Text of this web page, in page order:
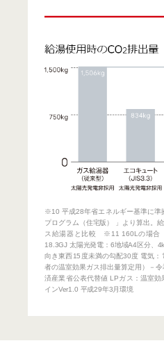
※10 平成28年省エネルギー基準に準
プログラム（住宅版） 」より算出。
ス給湯器と比較 ※11 160Lの場
18.3GJ 太陽光発電：6地域A4区分、
向き東西15度未満の勾配30度 電気
者の温室効果ガス排出量算定用）－
済産業省公表代替値 LPガス：温室効
インVer1.0 平成29年3月環境